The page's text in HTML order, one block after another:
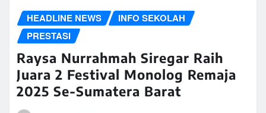
HEADLINE NEWS
INFO SEKOLAH
PRESTASI
Raysa Nurrahmah Siregar Raih
Juara 2 Festival Monolog Remaja
2025 Se-Sumatera Barat